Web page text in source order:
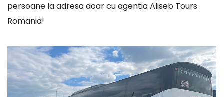
persoane la adresa doar cu agentia Aliseb Tours
Romania!
Player
video